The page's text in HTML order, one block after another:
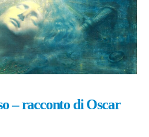
– racconto di Oscar